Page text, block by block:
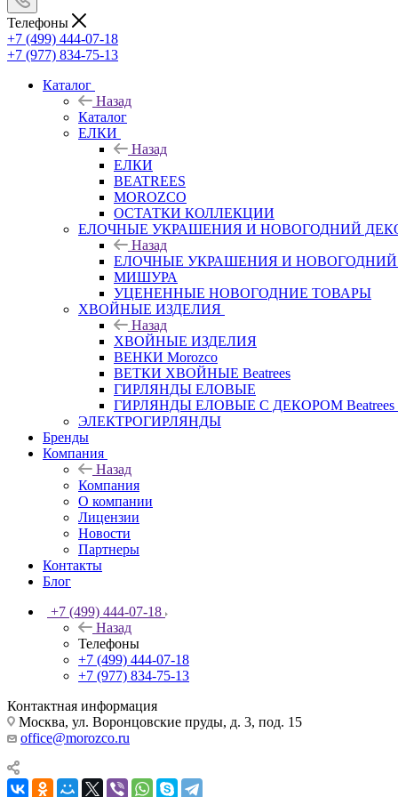
Телефоны
+7 (499) 444-07-18
+7 (977) 834-75-13
Каталог
Назад
Каталог
ЕЛКИ
Назад
ЕЛКИ
BEATREES
MOROZCO
ОСТАТКИ КОЛЛЕКЦИИ
ЕЛОЧНЫЕ УКРАШЕНИЯ И НОВОГОДНИЙ
Назад
ЕЛОЧНЫЕ УКРАШЕНИЯ И НОВОГОДНИЙ
МИШУРА
УЦЕНЕННЫЕ НОВОГОДНИЕ ТОВАРЫ
ХВОЙНЫЕ ИЗДЕЛИЯ
Назад
ХВОЙНЫЕ ИЗДЕЛИЯ
ВЕНКИ Morozco
ВЕТКИ ХВОЙНЫЕ Beatrees
ГИРЛЯНДЫ ЕЛОВЫЕ
ГИРЛЯНДЫ ЕЛОВЫЕ С ДЕКОРОМ Beatrees
ЭЛЕКТРОГИРЛЯНДЫ
Бренды
Компания
Назад
Компания
О компании
Лицензии
Новости
Партнеры
Контакты
Блог
+7 (499) 444-07-18
Назад
Телефоны
+7 (499) 444-07-18
+7 (977) 834-75-13
Контактная информация
Москва, ул. Воронцовские пруды, д. 3, под. 15
office@morozco.ru